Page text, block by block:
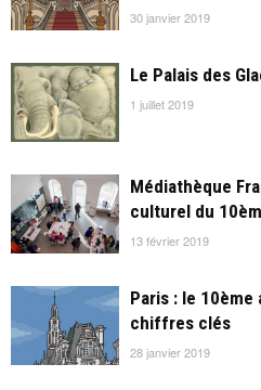
30 janvier 2019
Le Palais des
1 juillet 2019
Médiathèque
culturel du
13 février 2019
Paris : le
chiffres clés
28 janvier 2019